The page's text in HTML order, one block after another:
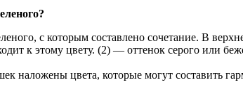
с которым составлено сочетание. В
к этому цвету. (2) — оттенок серого или
наложены цвета, которые могут составить